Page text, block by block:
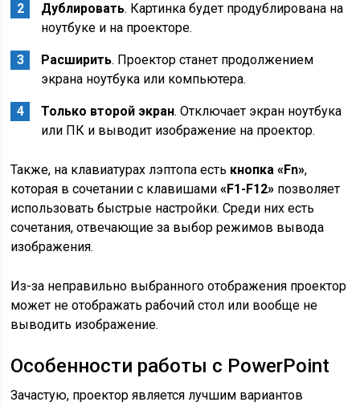
Дублировать. Картинка будет продублирована на
ноутбуке и на проекторе.
Расширить. Проектор станет продолжением
экрана ноутбука или компьютера.
Только второй экран. Отключает экран ноутбука
или ПК и выводит изображение на проектор.
Также, на клавиатурах лэптопа есть кнопка « Fn»,
которая в сочетании с клавишами« F1-F12» позволяет
использовать быстрые настройки. Среди них есть
сочетания, отвечающие за выбор режимов вывода
изображения.
Из-за неправильно выбранного отображения проектор
может не отображать рабочий стол или вообще не
выводить изображение.
Особенности работы с PowerPoint
Зачастую, проектор является лучшим вариантов